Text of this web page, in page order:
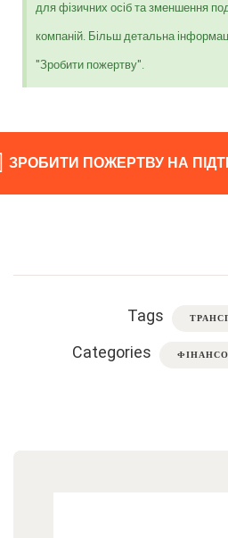
для фізичних осіб та зменшення
компаній. Більш детальна
"Зробити пожертву".
ЗРОБИТИ ПОЖЕРТВУ НА
Tags
Categories